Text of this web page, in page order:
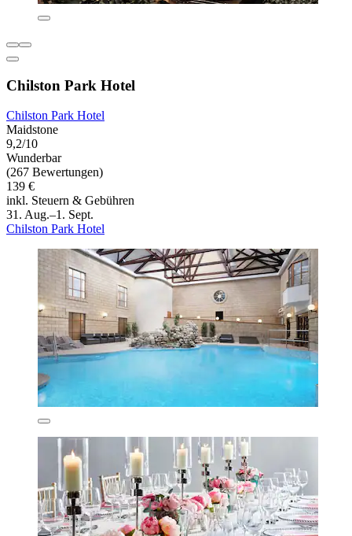
Chilston Park Hotel
Chilston Park Hotel
Maidstone
9,2/10
Wunderbar
(267 Bewertungen)
139 €
inkl. Steuern & Gebühren
31. Aug.–1. Sept.
Chilston Park Hotel